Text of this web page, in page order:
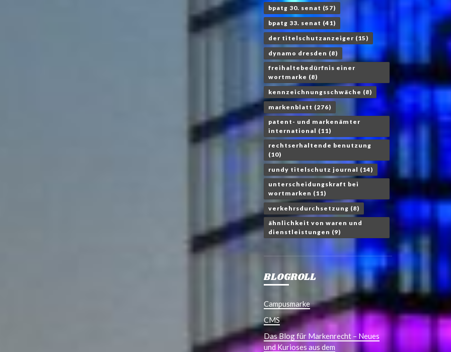
bpatg 30. senat (57)
bpatg 33. senat (41)
der titelschutzanzeiger (15)
dynamo dresden (8)
freihaltebedürfnis einer
wortmarke (8)
kennzeichnungsschwäche (8)
markenblatt (276)
patent- und markenämter
international (11)
rechtserhaltende benutzung
(10)
rundy titelschutz journal (14)
unterscheidungskraft bei
wortmarken (11)
verkehrsdurchsetzung (8)
ähnlichkeit von waren und
dienstleistungen (9)
BLOGROLL
Campusmarke
CMS
Das Blog für Markenrecht – Neues
und Kurioses aus dem